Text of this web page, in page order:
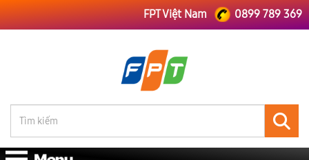
FPT Việt Nam 0899 789 369